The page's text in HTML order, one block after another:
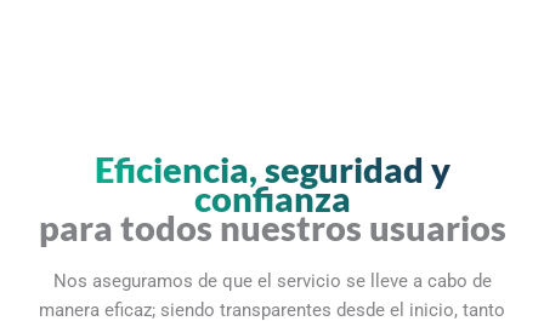
Eficiencia, seguridad y
confianza
para todos nuestros usuarios
Nos aseguramos de que el servicio se lleve a cabo de
manera eficaz; siendo transparentes desde el inicio, tanto